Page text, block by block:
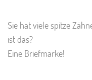
Sie hat viele spitze
ist das?
Eine Briefmarke!